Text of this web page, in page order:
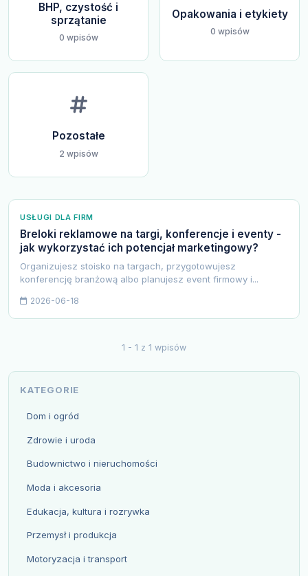
BHP, czystość i
sprzątanie
0 wpisów
Opakowania i etykiety
0 wpisów
Pozostałe
2 wpisów
USŁUGI DLA FIRM
Breloki reklamowe na targi, konferencje i eventy -
jak wykorzystać ich potencjał marketingowy?
Organizujesz stoisko na targach, przygotowujesz
konferencję branżową albo planujesz event firmowy i...
2026-06-18
1 - 1 z 1 wpisów
KATEGORIE
Dom i ogród
Zdrowie i uroda
Budownictwo i nieruchomości
Moda i akcesoria
Edukacja, kultura i rozrywka
Przemysł i produkcja
Motoryzacja i transport